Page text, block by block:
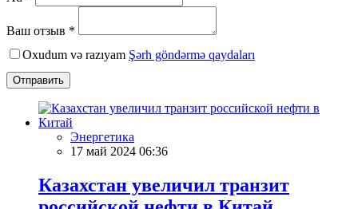
Ваш отзыв *
Oxudum və razıyam Şərh göndərmə qaydaları
Отправить
Энергетика
17 май 2024 06:36
Казахстан увеличил транзит